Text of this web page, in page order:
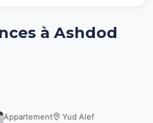
à Ashdod
Appartement Yud Alef